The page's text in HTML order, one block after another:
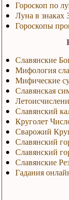
Гороскоп по
Луна в знаках
Гороскопы
Славянские
Мифология
Мифические
Славянская
Славянский
Круголет
Сварожий
Славянский
Славянский
Славянские
Гадания